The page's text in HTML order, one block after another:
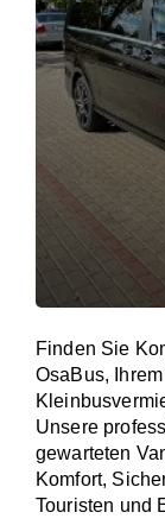
Finden Sie
OsaBus,
Unsere
gewarteten
Komfort,
Touristen und